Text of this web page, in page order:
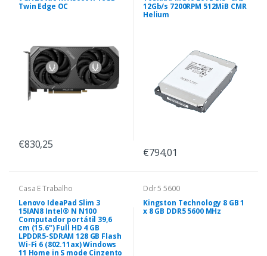
Twin Edge OC
€830,25
12Gb/s 7200RPM 512MiB CMR
Helium
€794,01
Casa E Trabalho
Lenovo IdeaPad Slim 3
15IAN8 Intel® N N100
Computador portátil 39,6
cm (15.6") Full HD 4 GB
LPDDR5-SDRAM 128 GB Flash
Wi-Fi 6 (802.11ax) Windows
11 Home in S mode Cinzento
Ddr 5 5600
Kingston Technology 8 GB 1
x 8 GB DDR5 5600 MHz